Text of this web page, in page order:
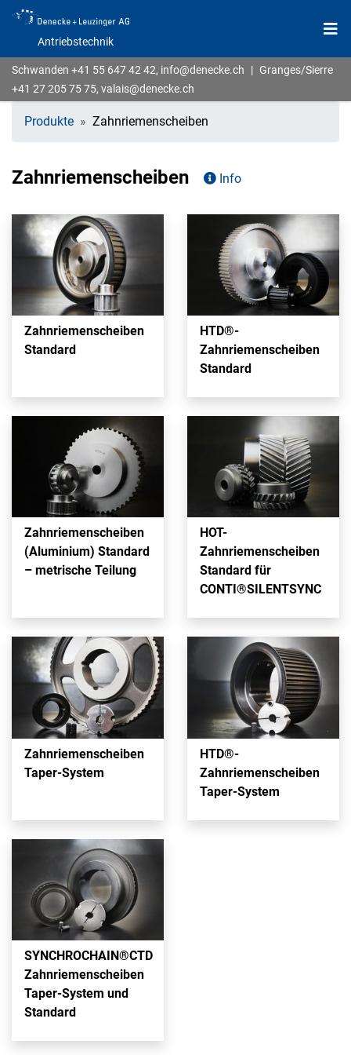
Antriebstechnik
Schwanden +41 55 647 42 42, info@denecke.ch | Granges/Sierre
+41 27 205 75 75, valais@denecke.ch
Produkte Zahnriemenscheiben
Zahnriemenscheiben Info
Zahnriemenscheiben
Standard
HTD®-
Zahnriemenscheiben
Standard
Zahnriemenscheiben
(Aluminium) Standard
– metrische Teilung
HOT-
Zahnriemenscheiben
Standard für
CONTI®SILENTSYNC
Zahnriemenscheiben
Taper-System
HTD®-
Zahnriemenscheiben
Taper-System
SYNCHROCHAIN®CTD
Zahnriemenscheiben
Taper-System und
Standard